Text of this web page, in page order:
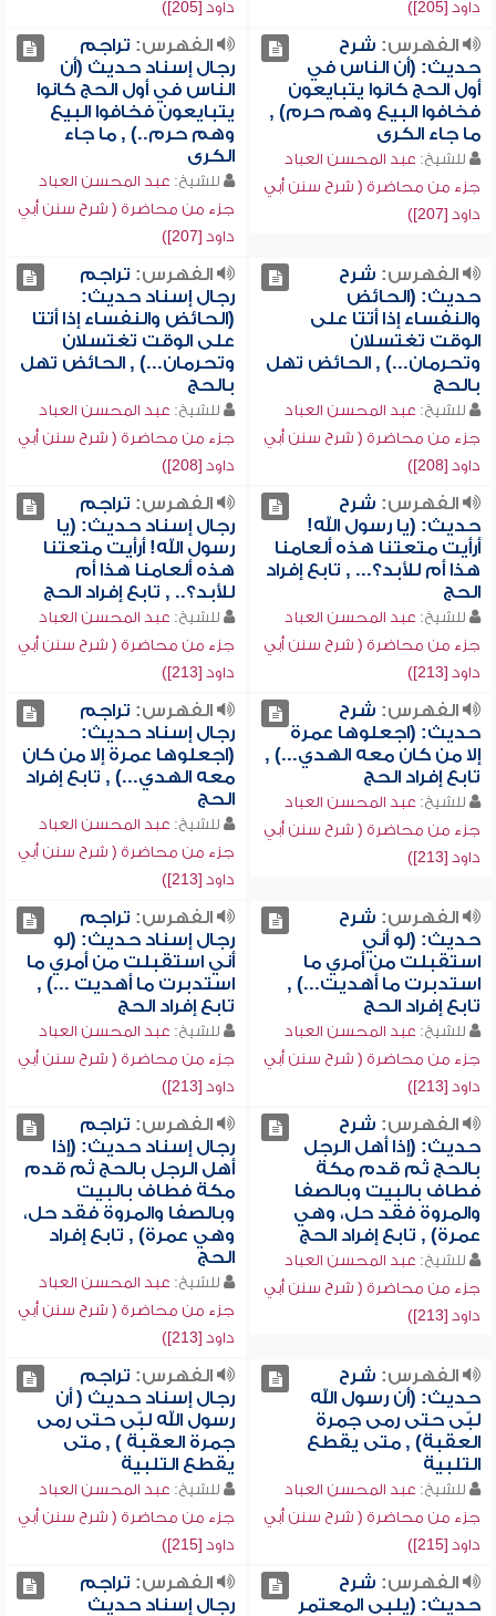
داود [205]) داود [205])
الفهرس: شرح
حديث: (أن الناس في
أول الحج كانوا يتبايعون
فخافوا البيع وهم حرم) ,
ما جاء الكرى
للشيخ: عبد المحسن العباد
جزء من محاضرة ( شرح سنن أبي
داود [207])
الفهرس: تراجم
رجال إسناد حديث (أن
الناس في أول الحج كانوا
يتبايعون فخافوا البيع
وهم حرم..) , ما جاء
الكرى
للشيخ: عبد المحسن العباد
جزء من محاضرة ( شرح سنن أبي
داود [207])
الفهرس: شرح
حديث: (الحائض
والنفساء إذا أتتا على
الوقت تغتسلان
وتحرمان...) , الحائض تهل
بالحج
للشيخ: عبد المحسن العباد
جزء من محاضرة ( شرح سنن أبي
داود [208])
الفهرس: تراجم
رجال إسناد حديث:
(الحائض والنفساء إذا أتتا
على الوقت تغتسلان
وتحرمان...) , الحائض تهل
بالحج
للشيخ: عبد المحسن العباد
جزء من محاضرة ( شرح سنن أبي
داود [208])
الفهرس: شرح
حديث: (يا رسول الله!
أرأيت متعتنا هذه ألعامنا
هذا أم للأبد؟... , تابع إفراد
الحج
للشيخ: عبد المحسن العباد
جزء من محاضرة ( شرح سنن أبي
داود [213])
الفهرس: تراجم
رجال إسناد حديث: (يا
رسول الله! أرأيت متعتنا
هذه ألعامنا هذا أم
للأبد؟.. , تابع إفراد الحج
للشيخ: عبد المحسن العباد
جزء من محاضرة ( شرح سنن أبي
داود [213])
الفهرس: شرح
حديث: (اجعلوها عمرة
إلا من كان معه الهدي...) ,
تابع إفراد الحج
للشيخ: عبد المحسن العباد
جزء من محاضرة ( شرح سنن أبي
داود [213])
الفهرس: تراجم
رجال إسناد حديث:
(اجعلوها عمرة إلا من كان
معه الهدي...) , تابع إفراد
الحج
للشيخ: عبد المحسن العباد
جزء من محاضرة ( شرح سنن أبي
داود [213])
الفهرس: شرح
حديث: (لو أني
استقبلت من أمري ما
استدبرت ما أهديت...) ,
تابع إفراد الحج
للشيخ: عبد المحسن العباد
جزء من محاضرة ( شرح سنن أبي
داود [213])
الفهرس: تراجم
رجال إسناد حديث: (لو
أني استقبلت من أمري ما
استدبرت ما أهديت ...) ,
تابع إفراد الحج
للشيخ: عبد المحسن العباد
جزء من محاضرة ( شرح سنن أبي
داود [213])
الفهرس: شرح
حديث: (إذا أهل الرجل
بالحج ثم قدم مكة
فطاف بالبيت وبالصفا
والمروة فقد حل، وهي
عمرة) , تابع إفراد الحج
للشيخ: عبد المحسن العباد
جزء من محاضرة ( شرح سنن أبي
داود [213])
الفهرس: تراجم
رجال إسناد حديث: (إذا
أهل الرجل بالحج ثم قدم
مكة فطاف بالبيت
وبالصفا والمروة فقد حل،
وهي عمرة) , تابع إفراد
الحج
للشيخ: عبد المحسن العباد
جزء من محاضرة ( شرح سنن أبي
داود [213])
الفهرس: شرح
حديث: (أن رسول الله
لبّى حتى رمى جمرة
العقبة) , متى يقطع
التلبية
للشيخ: عبد المحسن العباد
جزء من محاضرة ( شرح سنن أبي
داود [215])
الفهرس: تراجم
رجال إسناد حديث ( أن
رسول الله لبّى حتى رمى
جمرة العقبة ) , متى
يقطع التلبية
للشيخ: عبد المحسن العباد
جزء من محاضرة ( شرح سنن أبي
داود [215])
الفهرس: شرح
حديث: (يلبي المعتمر
الفهرس: تراجم
رجال إسناد حديث